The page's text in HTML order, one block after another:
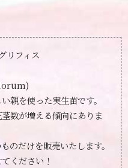
リフィス
親を使った実生苗です。
数が増える傾向にありま
のだけを販売いたします。
ください！